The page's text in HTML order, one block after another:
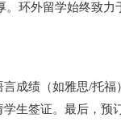
环外留学始终致
成绩（如雅思/托
生签证。最后，预